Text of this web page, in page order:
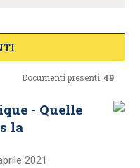
Documenti presenti:49
- Quelle
la
2021